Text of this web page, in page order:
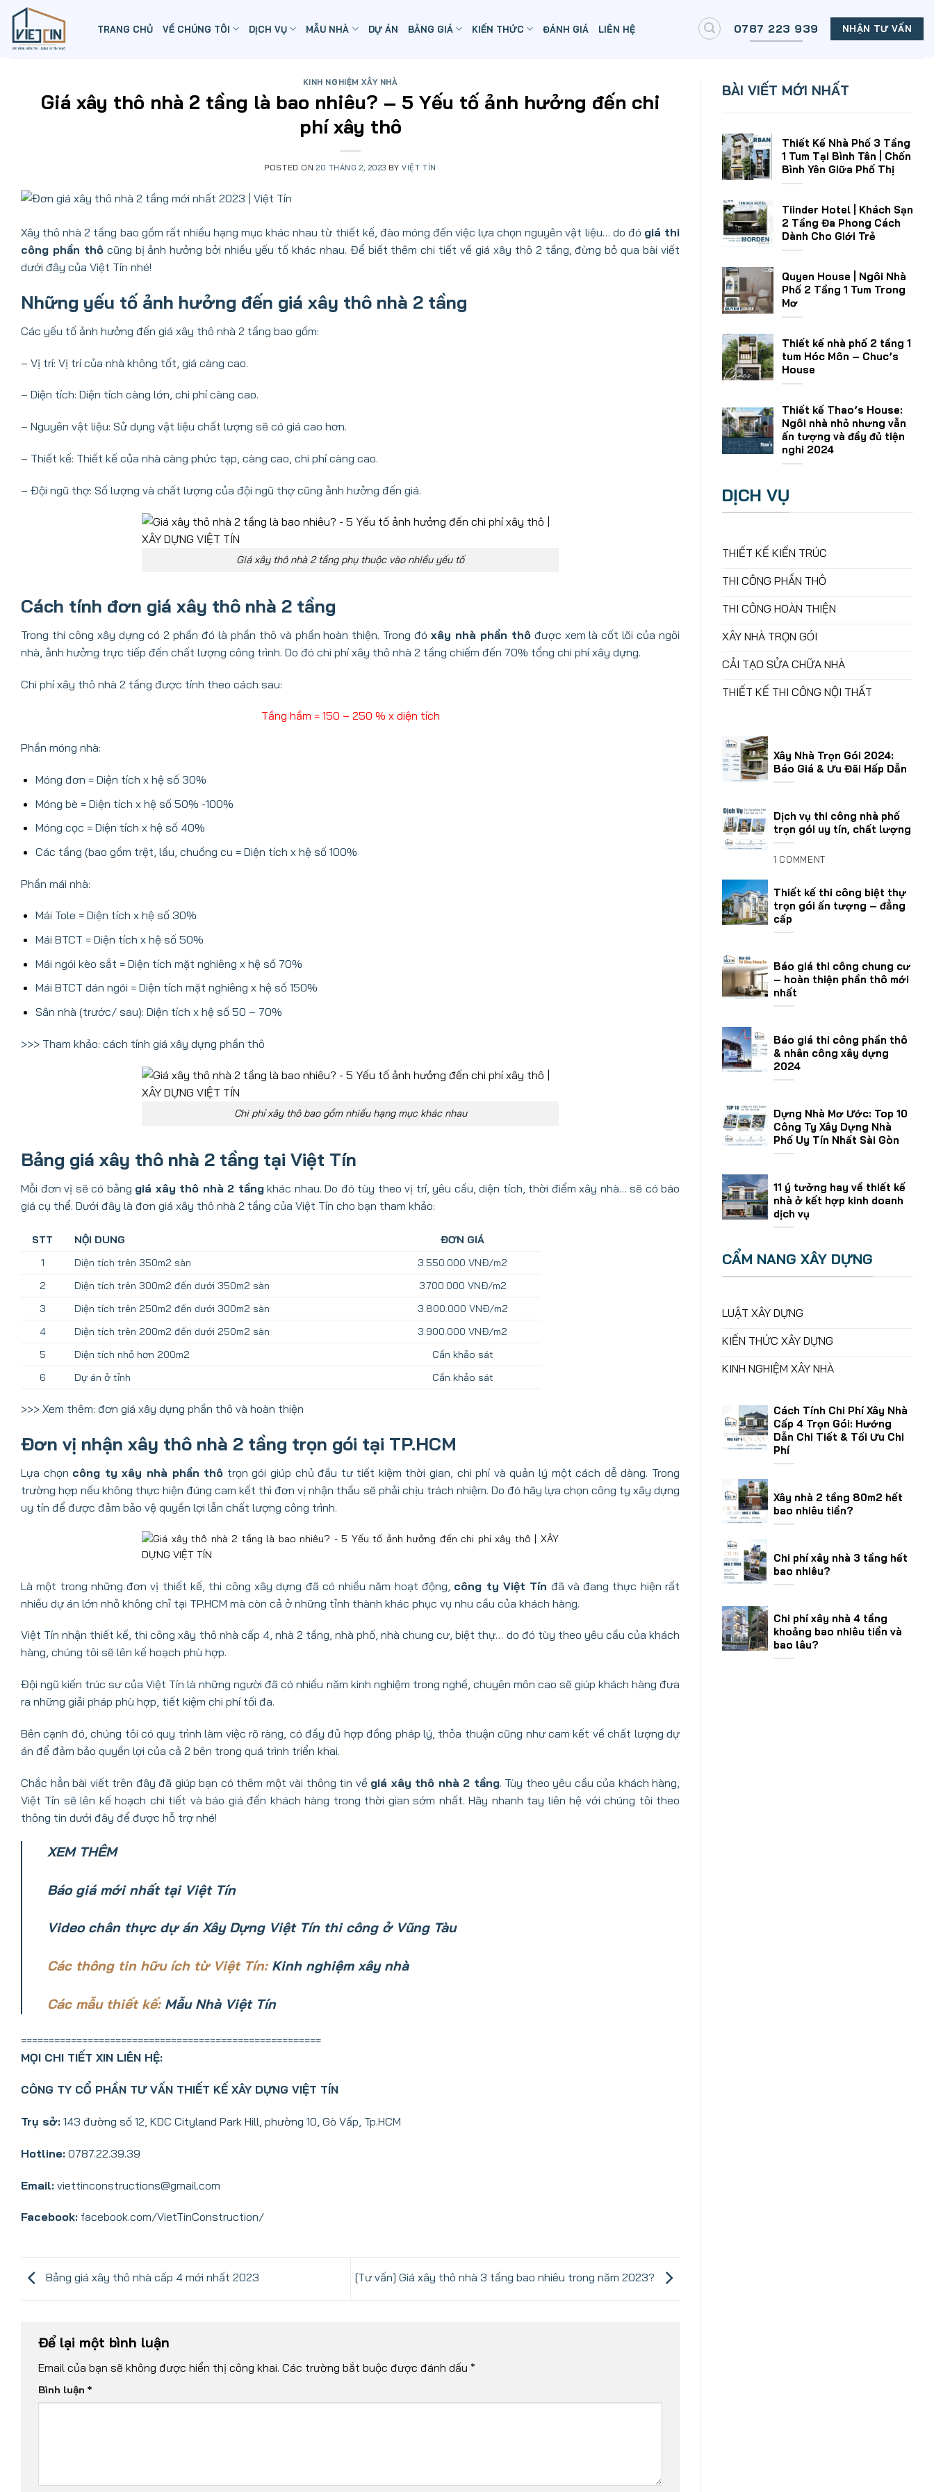
Skip
content
TRANG CHỦ VỀ CHÚNG TÔI DỊCH VỤ MẪU NHÀ DỰ ÁN BẢNG GIÁ KIẾN THỨC ĐÁNH GIÁ LIÊN HỆ 0787 223 939 NHẬN TƯ VẤN
KINH NGHIỆM XÂY NHÀ
Giá xây thô nhà 2 tầng là bao nhiêu? – 5 Yếu tố ảnh hưởng đến chi
phí xây thô
POSTED ON 20 THÁNG 2, 2023 BYVIỆT TÍN
Xây thô nhà 2 tầng bao gồm rất nhiều hạng mục khác nhau từ thiết kế, đào móng đến việc lựa chọn nguyên vật liệu… do đó giá thi
công phần thôcũng bị ảnh hưởng bởi nhiều yếu tố khác nhau. Để biết thêm chi tiết về giá xây thô 2 tầng, đừng bỏ qua bài viết
dưới đây của Việt Tín nhé!
Những yếu tố ảnh hưởng đến giá xây thô nhà 2 tầng
Các yếu tố ảnh hưởng đến giá xây thô nhà 2 tầng bao gồm:
– Vị trí: Vị trí của nhà không tốt, giá càng cao.
– Diện tích: Diện tích càng lớn, chi phí càng cao.
– Nguyên vật liệu: Sử dụng vật liệu chất lượng sẽ có giá cao hơn.
– Thiết kế: Thiết kế của nhà càng phức tạp, càng cao, chi phí càng cao.
– Đội ngũ thợ: Số lượng và chất lượng của đội ngũ thợ cũng ảnh hưởng đến giá.
Giá xây thô nhà 2 tầng phụ thuộc vào nhiều yếu tố
Cách tính đơn giá xây thô nhà 2 tầng
Trong thi công xây dựng có 2 phần đó là phần thô và phần hoàn thiện. Trong đóxây nhà phần thôđược xem là cốt lõi của ngôi
nhà, ảnh hưởng trực tiếp đến chất lượng công trình. Do đó chi phí xây thô nhà 2 tầng chiếm đến 70% tổng chi phí xây dựng.
Chi phí xây thô nhà 2 tầng được tính theo cách sau:
Tầng hầm = 150 – 250 % x diện tích
Phần móng nhà:
Móng đơn = Diện tích x hệ số 30%
Móng bè = Diện tích x hệ số 50% -100%
Móng cọc = Diện tích x hệ số 40%
Các tầng (bao gồm trệt, lầu, chuồng cu = Diện tích x hệ số 100%
Phần mái nhà:
Mái Tole = Diện tích x hệ số 30%
Mái BTCT = Diện tích x hệ số 50%
Mái ngói kèo sắt = Diện tích mặt nghiêng x hệ số 70%
Mái BTCT dán ngói = Diện tích mặt nghiêng x hệ số 150%
Sân nhà (trước/ sau): Diện tích x hệ số 50 – 70%
>>> Tham khảo: cách tính giá xây dựng phần thô
Chi phí xây thô bao gồm nhiều hạng mục khác nhau
Bảng giá xây thô nhà 2 tầng tại Việt Tín
Mỗi đơn vị sẽ có bảng giá xây thô nhà 2 tầngkhác nhau. Do đó tùy theo vị trí, yêu cầu, diện tích, thời điểm xây nhà… sẽ có báo
giá cụ thể. Dưới đây là đơn giá xây thô nhà 2 tầng của Việt Tín cho bạn tham khảo:
STT NỘI DUNG
ĐƠN GIÁ
1
Diện tích trên 350m2 sàn
3.550.000 VNĐ/m2
2
Diện tích trên 300m2 đến dưới 350m2 sàn
3.700.000 VNĐ/m2
3
Diện tích trên 250m2 đến dưới 300m2 sàn
3.800.000 VNĐ/m2
4
Diện tích trên 200m2 đến dưới 250m2 sàn
3.900.000 VNĐ/m2
5
Diện tích nhỏ hơn 200m2
Cần khảo sát
6
Dự án ở tỉnh Cần khảo sát
>>> Xem thêm: đơn giá xây dựng phần thô và hoàn thiện
Đơn vị nhận xây thô nhà 2 tầng trọn gói tại TP.HCM
Lựa chọn công ty xây nhà phần thô trọn gói giúp chủ đầu tư tiết kiệm thời gian, chi phí và quản lý một cách dễ dàng. Trong
trường hợp nếu không thực hiện đúng cam kết thì đơn vị nhận thầu sẽ phải chịu trách nhiệm. Do đó hãy lựa chọn công ty xây dựng
uy tín để được đảm bảo vệ quyền lợi lẫn chất lượng công trình.
Là một trong những đơn vị thiết kế, thi công xây dựng đã có nhiều năm hoạt động, công ty Việt Tín đã và đang thực hiện rất
nhiều dự án lớn nhỏ không chỉ tại TP.HCM mà còn cả ở những tỉnh thành khác phục vụ nhu cầu của khách hàng.
Việt Tín nhận thiết kế, thi côngxây thô nhà cấp 4, nhà 2 tầng, nhà phố, nhà chung cư, biệt thự… do đó tùy theo yêu cầu của khách
hàng, chúng tôi sẽ lên kế hoạch phù hợp.
Đội ngũ kiến trúc sư của Việt Tín là những người đã có nhiều năm kinh nghiệm trong nghề, chuyên môn cao sẽ giúp khách hàng đưa
ra những giải pháp phù hợp, tiết kiệm chi phí tối đa.
Bên cạnh đó, chúng tôi có quy trình làm việc rõ ràng, có đầy đủ hợp đồng pháp lý, thỏa thuận cũng như cam kết về chất lượng dự
án để đảm bảo quyền lợi của cả 2 bên trong quá trình triển khai.
Chắc hẳn bài viết trên đây đã giúp bạn có thêm một vài thông tin về giá xây thô nhà 2 tầng. Tùy theo yêu cầu của khách hàng,
Việt Tín sẽ lên kế hoạch chi tiết và báo giá đến khách hàng trong thời gian sớm nhất. Hãy nhanh tay liên hệ với chúng tôi theo
thông tin dưới đây để được hỗ trợ nhé!
XEM THÊM
Báo giá mới nhất tại Việt Tín
Video chân thực dự án Xây Dựng Việt Tín thi công ở Vũng Tàu
Các thông tin hữu ích từ Việt Tín: Kinh nghiệm xây nhà
Các mẫu thiết kế: Mẫu Nhà Việt Tín
======================================================
MỌI CHI TIẾT XIN LIÊN HỆ:
CÔNG TY CỔ PHẦN TƯ VẤN THIẾT KẾ XÂY DỰNG VIỆT TÍN
Trụ sở: 143 đường số 12, KDC Cityland Park Hill, phường 10, Gò Vấp, Tp.HCM
Hotline: 0787.22.39.39
Email: viettinconstructions@gmail.com
Facebook: facebook.com/VietTinConstruction/
Bảng giá xây thô nhà cấp 4 mới nhất 2023 [Tư vấn] Giá xây thô nhà 3 tầng bao nhiêu trong năm 2023?
Để lại một bình luận
Email của bạn sẽ không được hiển thị công khai. Các trường bắt buộc được đánh dấu *
Bình luận *
BÀI VIẾT MỚI NHẤT
Thiết Kế Nhà Phố 3 Tầng
1 Tum Tại Bình Tân | Chốn
Bình Yên Giữa Phố Thị
Tiinder Hotel | Khách Sạn
2 Tầng Đa Phong Cách
Dành Cho Giới Trẻ
Quyen House | Ngôi Nhà
Phố 2 Tầng 1 Tum Trong
Mơ
Thiết kế nhà phố 2 tầng 1
tum Hóc Môn – Chuc’s
House
Thiết kế Thao’s House:
Ngôi nhà nhỏ nhưng vẫn
ấn tượng và đầy đủ tiện
nghi 2024
DỊCH VỤ
THIẾT KẾ KIẾN TRÚC
THI CÔNG PHẦN THÔ
THI CÔNG HOÀN THIỆN
XÂY NHÀ TRỌN GÓI
CẢI TẠO SỬA CHỮA NHÀ
THIẾT KẾ THI CÔNG NỘI THẤT
Xây Nhà Trọn Gói 2024:
Báo Giá & Ưu Đãi Hấp Dẫn
Dịch vụ thi công nhà phố
trọn gói uy tín, chất lượng
1 COMMENT
Thiết kế thi công biệt thự
trọn gói ấn tượng – đẳng
cấp
Báo giá thi công chung cư
– hoàn thiện phần thô mới
nhất
Báo giá thi công phần thô
& nhân công xây dựng
2024
Dựng Nhà Mơ Ước: Top 10
Công Ty Xây Dựng Nhà
Phố Uy Tín Nhất Sài Gòn
11 ý tưởng hay về thiết kế
nhà ở kết hợp kinh doanh
dịch vụ
CẨM NANG XÂY DỰNG
LUẬT XÂY DỰNG
KIẾN THỨC XÂY DỰNG
KINH NGHIỆM XÂY NHÀ
Cách Tính Chi Phí Xây Nhà
Cấp 4 Trọn Gói: Hướng
Dẫn Chi Tiết & Tối Ưu Chi
Phí
Xây nhà 2 tầng 80m2 hết
bao nhiêu tiền?
Chi phí xây nhà 3 tầng hết
bao nhiêu?
Chi phí xây nhà 4 tầng
khoảng bao nhiêu tiền và
bao lâu?